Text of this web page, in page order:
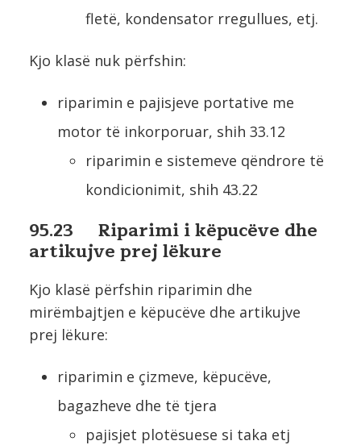
fletë, kondensator rregullues, etj.
Kjo klasë nuk përfshin:
riparimin e pajisjeve portative me
motor të inkorporuar, shih 33.12
riparimin e sistemeve qëndrore të
kondicionimit, shih 43.22
95.23 Riparimi i këpucëve dhe
artikujve prej lëkure
Kjo klasë përfshin riparimin dhe
mirëmbajtjen e këpucëve dhe artikujve
prej lëkure:
riparimin e çizmeve, këpucëve,
bagazheve dhe të tjera
pajisjet plotësuese si taka etj